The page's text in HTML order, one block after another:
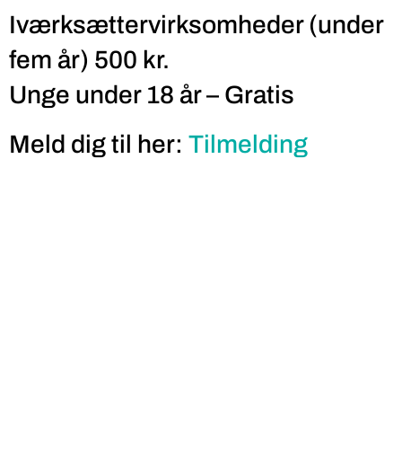
Iværksættervirksomheder (under
fem år) 500 kr.
Unge under 18 år – Gratis
Meld dig til her: Tilmelding